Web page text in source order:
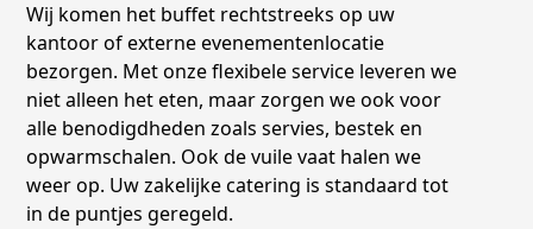
Wij komen het buffet rechtstreeks op uw
kantoor of externe evenementenlocatie
bezorgen. Met onze flexibele service leveren we
niet alleen het eten, maar zorgen we ook voor
alle benodigdheden zoals servies, bestek en
opwarmschalen. Ook de vuile vaat halen we
weer op. Uw zakelijke catering is standaard tot
in de puntjes geregeld.